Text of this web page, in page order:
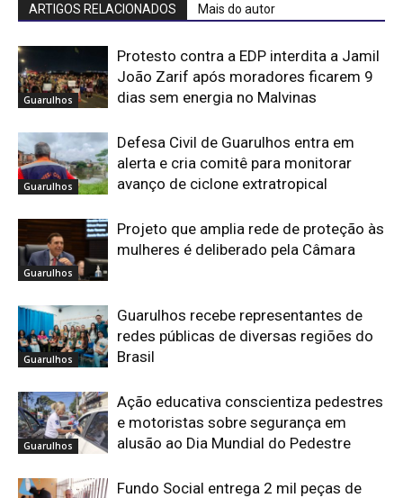
ARTIGOS RELACIONADOS Mais do autor
Guarulhos
Protesto contra a EDP interdita a Jamil
João Zarif após moradores ficarem 9
dias sem energia no Malvinas
Guarulhos
Defesa Civil de Guarulhos entra em
alerta e cria comitê para monitorar
avanço de ciclone extratropical
Guarulhos
Projeto que amplia rede de proteção às
mulheres é deliberado pela Câmara
Guarulhos
Guarulhos recebe representantes de
redes públicas de diversas regiões do
Brasil
Guarulhos
Ação educativa conscientiza pedestres
e motoristas sobre segurança em
alusão ao Dia Mundial do Pedestre
Fundo Social entrega 2 mil peças de